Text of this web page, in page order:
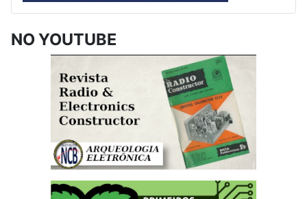
NO YOUTUBE